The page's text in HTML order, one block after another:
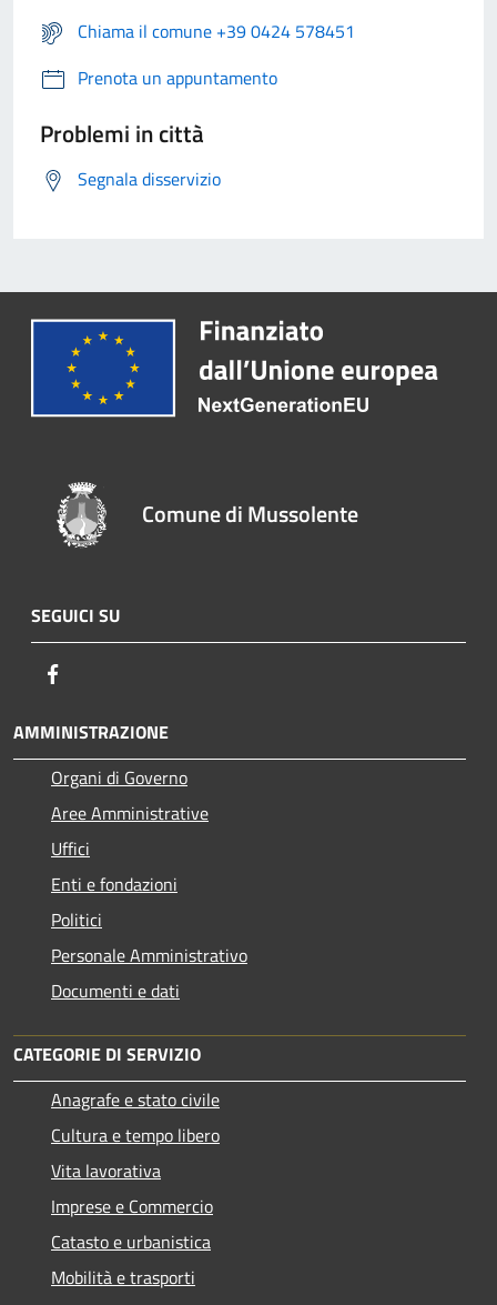
Chiama il comune +39 0424 578451
Prenota un appuntamento
Problemi in città
Segnala disservizio
Comune di Mussolente
SEGUICI SU
AMMINISTRAZIONE
Organi di Governo
Aree Amministrative
Uffici
Enti e fondazioni
Politici
Personale Amministrativo
Documenti e dati
CATEGORIE DI SERVIZIO
Anagrafe e stato civile
Cultura e tempo libero
Vita lavorativa
Imprese e Commercio
Catasto e urbanistica
Mobilità e trasporti